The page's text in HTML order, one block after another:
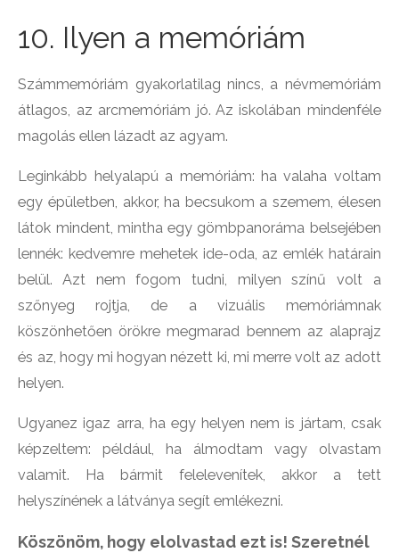
10. Ilyen a memóriám
Számmemóriám gyakorlatilag nincs, a névmemóriám
átlagos, az arcmemóriám jó. Az iskolában mindenféle
magolás ellen lázadt az agyam.
Leginkább helyalapú a memóriám: ha valaha voltam
egy épületben, akkor, ha becsukom a szemem, élesen
látok mindent, mintha egy gömbpanoráma belsejében
lennék: kedvemre mehetek ide-oda, az emlék határain
belül. Azt nem fogom tudni, milyen színű volt a
szőnyeg rojtja, de a vizuális memóriámnak
köszönhetően örökre megmarad bennem az alaprajz
és az, hogy mi hogyan nézett ki, mi merre volt az adott
helyen.
Ugyanez igaz arra, ha egy helyen nem is jártam, csak
képzeltem: például, ha álmodtam vagy olvastam
valamit. Ha bármit felelevenítek, akkor a tett
helyszínének a látványa segít emlékezni.
Köszönöm, hogy elolvastad ezt is! Szeretnél